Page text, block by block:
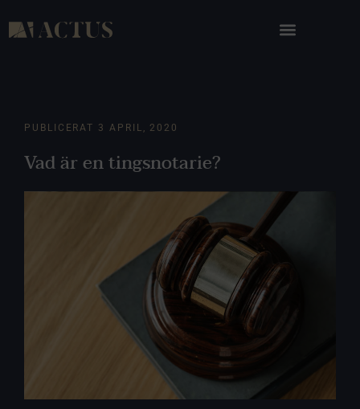
PUBLICERAT 3 APRIL, 2020
Vad är en tingsnotarie?